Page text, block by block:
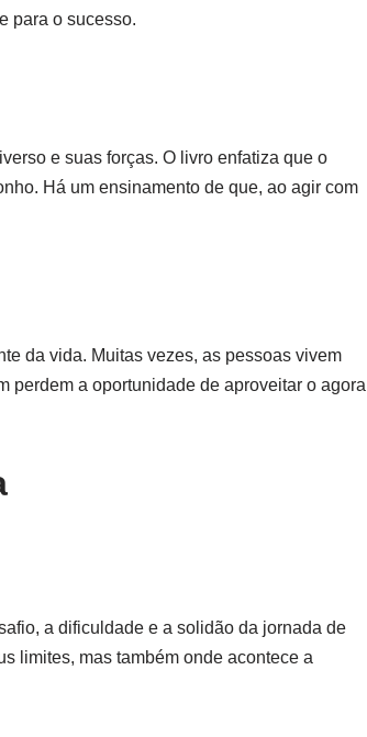
para o sucesso.
e suas forças. O livro enfatiza que o
Há um ensinamento de que, ao agir com
da vida. Muitas vezes, as pessoas vivem
perdem a oportunidade de aproveitar o agora
a dificuldade e a solidão da jornada de
limites, mas também onde acontece a